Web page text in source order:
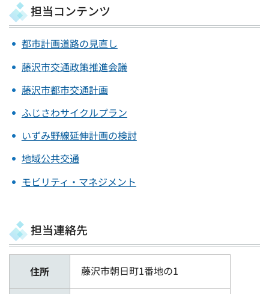
担当コンテンツ
都市計画道路の見直し
藤沢市交通政策推進会議
藤沢市都市交通計画
ふじさわサイクルプラン
いずみ野線延伸計画の検討
地域公共交通
モビリティ・マネジメント
担当連絡先
住所 藤沢市朝日町1番地の1